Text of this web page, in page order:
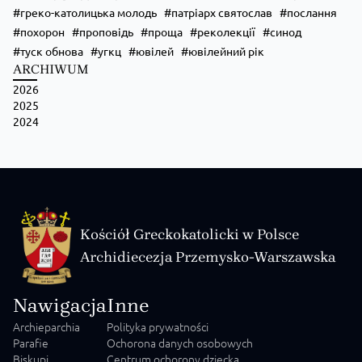
греко-католицька молодь
патріарх святослав
послання
похорон
проповідь проща реколекції
синод
туск обнова
угкц ювілей ювілейний рік
ARCHIWUM
2026
2025
2024
Kościół Greckokatolicki w Polsce
Archidiecezja Przemysko-Warszawska
Nawigacja
Archieparchia
Parafie
Biskupi
Inne
Polityka prywatności
Ochorona danych osobowych
Centrum ochorony dziecka